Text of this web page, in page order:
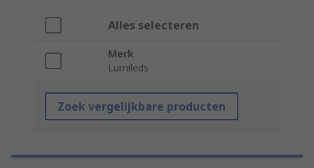
Alles selecteren
Merk
Lumileds
Zoek vergelijkbare producten